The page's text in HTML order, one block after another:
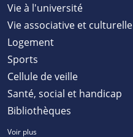
Vie à l'université
Vie associative et culturelle
Logement
Sports
Cellule de veille
Santé, social et handicap
Bibliothèques
Voir plus